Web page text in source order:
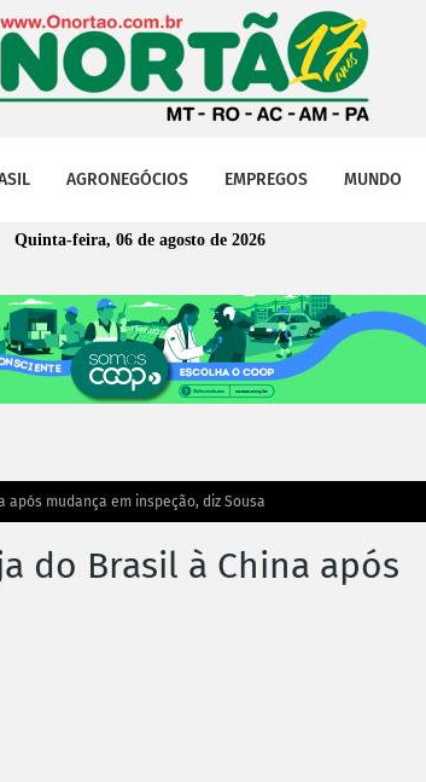
AGRONEGÓCIOS EMPREGOS MUNDO
Quinta-feira, 06 de agosto de 2026
mudança em inspeção, diz Sousa
do Brasil à China após